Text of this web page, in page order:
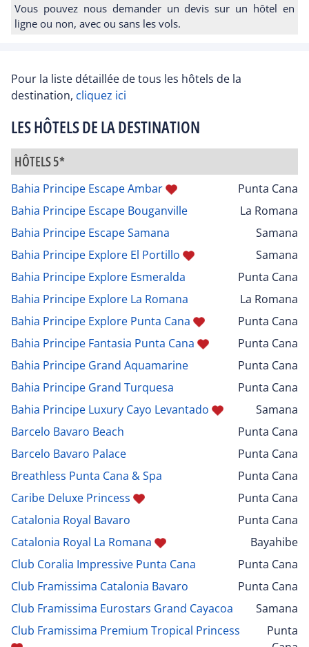
Vous pouvez nous demander un devis sur un hôtel en
ligne ou non, avec ou sans les vols.
Pour la liste détaillée de tous les hôtels de la
destination, cliquez ici
LES HÔTELS DE LA DESTINATION
HÔTELS 5*
Bahia Principe Escape Ambar
Punta Cana
Bahia Principe Escape Bouganville
La Romana
Bahia Principe Escape Samana
Samana
Bahia Principe Explore El Portillo
Samana
Bahia Principe Explore Esmeralda
Punta Cana
Bahia Principe Explore La Romana
La Romana
Bahia Principe Explore Punta Cana
Punta Cana
Bahia Principe Fantasia Punta Cana
Punta Cana
Bahia Principe Grand Aquamarine
Punta Cana
Bahia Principe Grand Turquesa
Punta Cana
Bahia Principe Luxury Cayo Levantado
Samana
Barcelo Bavaro Beach
Punta Cana
Barcelo Bavaro Palace
Punta Cana
Breathless Punta Cana & Spa
Punta Cana
Caribe Deluxe Princess
Punta Cana
Catalonia Royal Bavaro
Punta Cana
Catalonia Royal La Romana
Bayahibe
Club Coralia Impressive Punta Cana
Punta Cana
Club Framissima Catalonia Bavaro
Punta Cana
Club Framissima Eurostars Grand Cayacoa
Samana
Club Framissima Premium Tropical Princess
Punta